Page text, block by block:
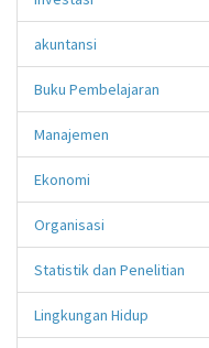
akuntansi
Buku Pembelajaran
Manajemen
Ekonomi
Organisasi
Statistik dan Penelitian
Lingkungan Hidup